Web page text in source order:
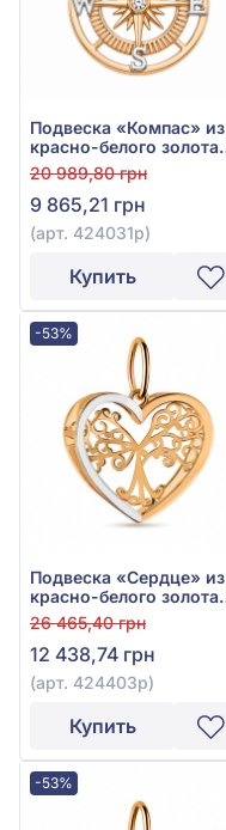
Подвеска «Компас» из
красно-белого золота
585°, без вставки, арт.
424031р
20 989,80 грн
9 865,21 грн
(арт. 424031р)
Купить
-53%
Подвеска «Сердце» из
красно-белого золота
585° без вставки, арт.
424403р
26 465,40 грн
12 438,74 грн
(арт. 424403р)
Купить
-53%